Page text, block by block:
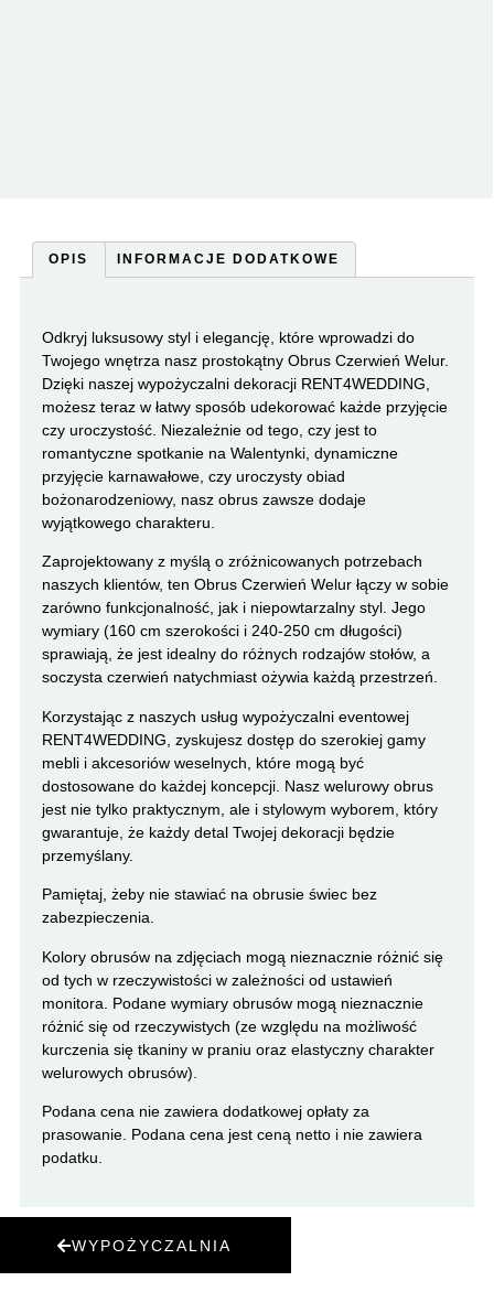
OPIS INFORMACJE DODATKOWE
Odkryj luksusowy styl i elegancję, które wprowadzi do
Twojego wnętrza nasz prostokątny Obrus Czerwień Welur.
Dzięki naszej wypożyczalni dekoracji RENT4WEDDING,
możesz teraz w łatwy sposób udekorować każde przyjęcie
czy uroczystość. Niezależnie od tego, czy jest to
romantyczne spotkanie na Walentynki, dynamiczne
przyjęcie karnawałowe, czy uroczysty obiad
bożonarodzeniowy, nasz obrus zawsze dodaje
wyjątkowego charakteru.
Zaprojektowany z myślą o zróżnicowanych potrzebach
naszych klientów, ten Obrus Czerwień Welur łączy w sobie
zarówno funkcjonalność, jak i niepowtarzalny styl. Jego
wymiary (160 cm szerokości i 240-250 cm długości)
sprawiają, że jest idealny do różnych rodzajów stołów, a
soczysta czerwień natychmiast ożywia każdą przestrzeń.
Korzystając z naszych usług wypożyczalni eventowej
RENT4WEDDING, zyskujesz dostęp do szerokiej gamy
mebli i akcesoriów weselnych, które mogą być
dostosowane do każdej koncepcji. Nasz welurowy obrus
jest nie tylko praktycznym, ale i stylowym wyborem, który
gwarantuje, że każdy detal Twojej dekoracji będzie
przemyślany.
Pamiętaj, żeby nie stawiać na obrusie świec bez
zabezpieczenia.
Kolory obrusów na zdjęciach mogą nieznacznie różnić się
od tych w rzeczywistości w zależności od ustawień
monitora. Podane wymiary obrusów mogą nieznacznie
różnić się od rzeczywistych (ze względu na możliwość
kurczenia się tkaniny w praniu oraz elastyczny charakter
welurowych obrusów).
Podana cena nie zawiera dodatkowej opłaty za
prasowanie. Podana cena jest ceną netto i nie zawiera
podatku.
WYPOŻYCZALNIA